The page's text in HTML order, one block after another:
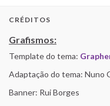
CRÉDITOS
Grafismos:
Template do tema:
Adaptação do tema: Nuno
Banner: Rui Borges